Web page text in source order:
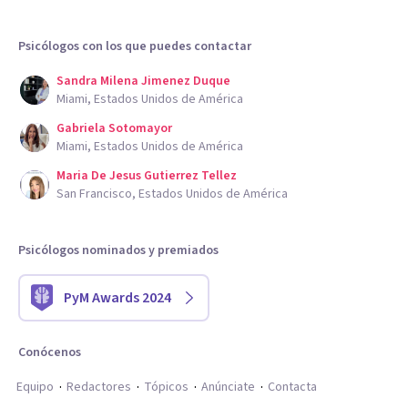
Psicólogos con los que puedes contactar
Sandra Milena Jimenez Duque
Miami, Estados Unidos de América
Gabriela Sotomayor
Miami, Estados Unidos de América
Maria De Jesus Gutierrez Tellez
San Francisco, Estados Unidos de América
Psicólogos nominados y premiados
PyM Awards 2024
Conócenos
Equipo
Redactores Tópicos Anúnciate Contacta